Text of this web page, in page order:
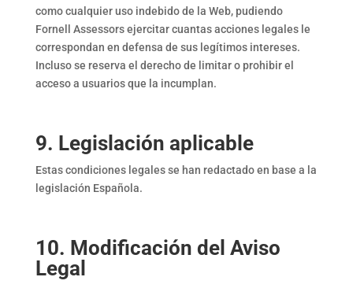
como cualquier uso indebido de la Web, pudiendo
Fornell Assessors ejercitar cuantas acciones legales le
correspondan en defensa de sus legítimos intereses.
Incluso se reserva el derecho de limitar o prohibir el
acceso a usuarios que la incumplan.
9. Legislación aplicable
Estas condiciones legales se han redactado en base a la
legislación Española.
10. Modificación del Aviso
Legal